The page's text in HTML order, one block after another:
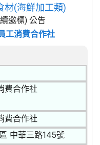
材(海鮮加工類)
邀標) 公告
工消費合作社
費合作社
費合作社
中華三路145號